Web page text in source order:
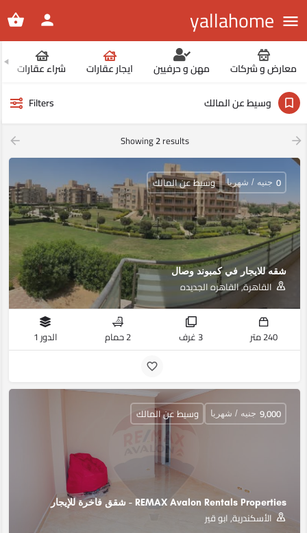
yallahome
معارض و شركات مهن و حرفيين ايجار عقارات
شراء عقارات
وسيط عن المالك
Filters
Showing2results
شقه للايجار في كمبوند وصال
القاهرة, القاهره الجديده
0 جنيه / شهريا وسيط عن المالك
240 متر 3 غرف 2 حمام الدور 1
REMAX Avalon Rentals Properties - شقق فاخرة للإيجار
الأسكندرية, ابو قير
9,000 جنيه / شهريا وسيط عن المالك